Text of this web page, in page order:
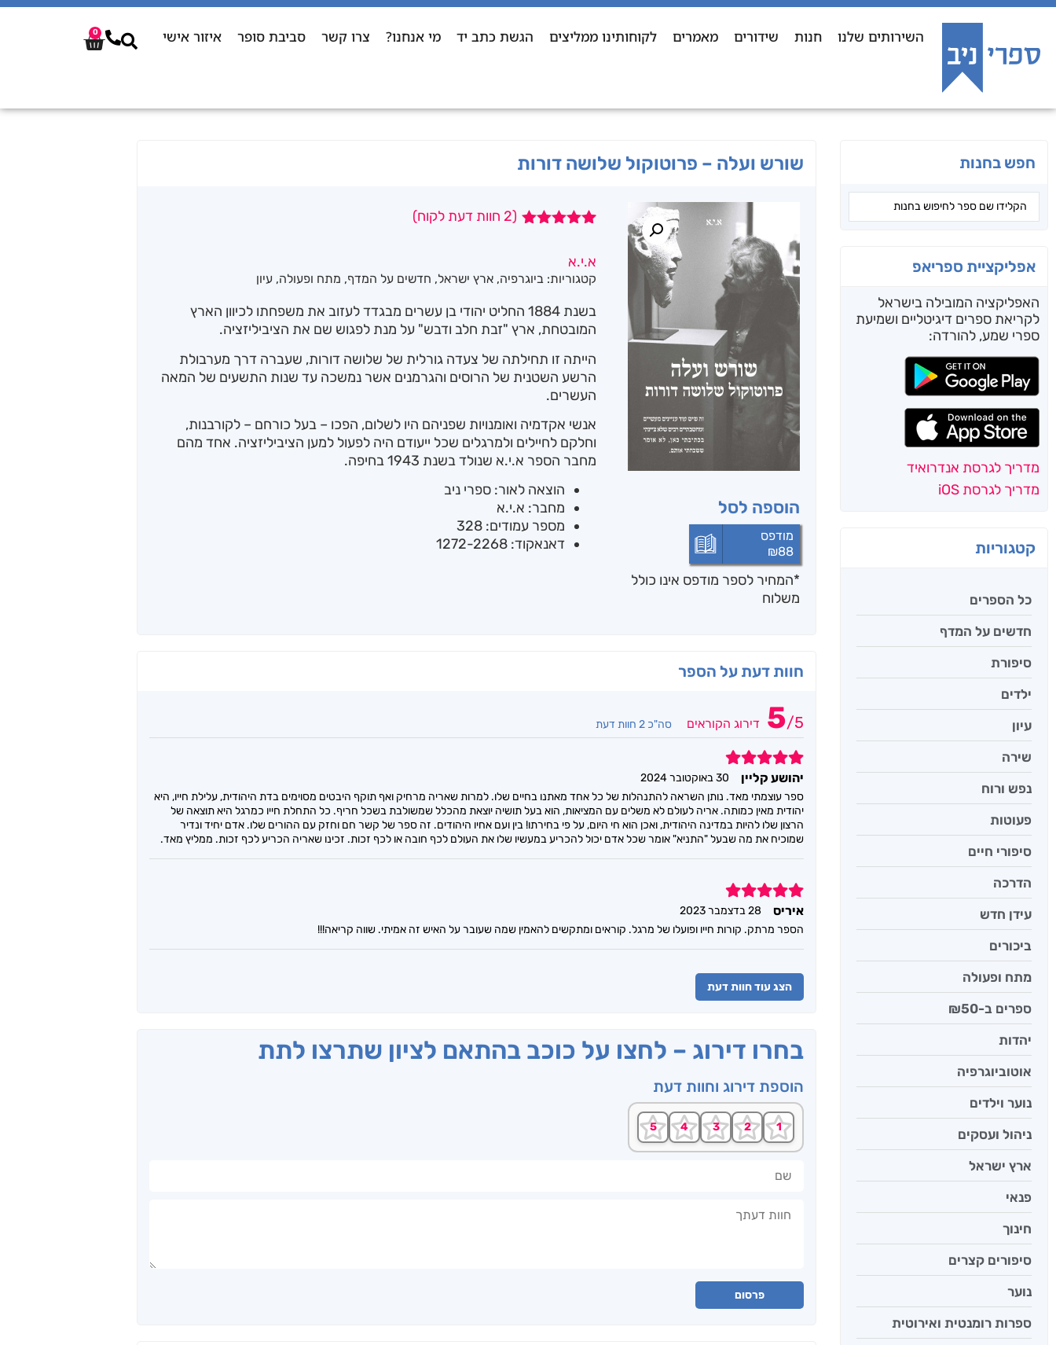
השירותים שלנו חנות שידורים מאמרים לקוחותינו ממליצים הגשת כתב יד מי אנחנו? צרו קשר סביבת סופר איזור אישי 0
חפש בחנות
אפליקציית ספריאפ
האפליקציה המובילה בישראל
לקריאת ספרים דיגיטליים ושמיעת
ספרי שמע, להורדה:
מדריך לגרסת אנדרואיד
מדריך לגרסת iOS
קטגוריות
כל הספרים
חדשים על המדף
סיפורת
ילדים
עיון
שירה
נפש ורוח
פעוטות
סיפורי חיים
הדרכה
עידן חדש
ביכורים
מתח ופעולה
ספרים ב-₪50
יהדות
אוטוביוגרפיה
נוער וילדים
ניהול ועסקים
ארץ ישראל
פנאי
חינוך
סיפורים קצרים
נוער
ספרות רומנטית ואירוטית
שורש ועלה – פרוטוקול שלושה דורות
הוספה לסל
מודפס
₪88
*המחיר לספר מודפס אינו כולל
משלוח
מבוסס על
דירוגים של
(
2 חוות דעת לקוח)
א.י.א
קטגוריות: ביוגרפיה, ארץ ישראל, חדשים על המדף, מתח ופעולה, עיון
בשנת 1884 החליט יהודי בן עשרים מבגדד לעזוב את משפחתו לכיוון הארץ
המובטחת, ארץ "זבת חלב ודבש" על מנת לפגוש שם את הציביליזציה.
הייתה זו תחילתה של צעדה גורלית של שלושה דורות, שעברה דרך מערבולת
הרשע השטנית של הרוסים והגרמנים אשר נמשכה עד שנות התשעים של המאה
העשרים.
אנשי אקדמיה ואומנויות שפניהם היו לשלום, הפכו – בעל כורחם – לקורבנות,
וחלקם לחיילים ולמרגלים שכל ייעודם היה לפעול למען הציביליזציה. אחד מהם
מחבר הספר א.י.א שנולד בשנת 1943 בחיפה.
הוצאה לאור: ספרי ניב
מחבר: א.י.א
מספר עמודים: 328
דאנאקוד: 1272-2268
חוות דעת על הספר
5/5 דירוג הקוראים סה"כ 2 חוות דעת
5
יהושע קליין
30 באוקטובר 2024
ספר עוצמתי מאד. נותן השראה להתנהלות של כל אחד מאתנו בחיים שלו. למרות שאריה מרחיק ואף תוקף היבטים מסוימים בדת היהודית, עלילת חייו, היא
יהודית מאין כמותה. אריה לעולם לא משלים עם המציאות, הוא בעל תושיה יוצאת מהכלל שמשולבת בשכל חריף. כל התחלת חייו כמרגל היא תוצאה של
הרצון שלו להיות במדינה היהודית, ואכן הוא חי היום, על פי בחירתו! בין ועם אחיו היהודים. זה ספר של קשר חם וחזק עם ההורים שלו. אדם יחיד ונדיר
שמוכיח את מה שבעל "התניא" אומר שכל אדם יכול להכריע במעשיו שלו את העולם לכף חובה או לכף זכות. זכינו שאריה הכריע לכף זכות. ממליץ מאד.
5
איריס
28 בדצמבר 2023
הספר מרתק. קורות חייו ופועלו של מרגל. קוראים ומתקשים להאמין שמה שעובר על האיש זה אמיתי. שווה קריאה!!!
הצג עוד חוות דעת
בחרו דירוג – לחצו על כוכב בהתאם לציון שתרצו לתת
הוספת דירוג וחוות דעת
פרסום